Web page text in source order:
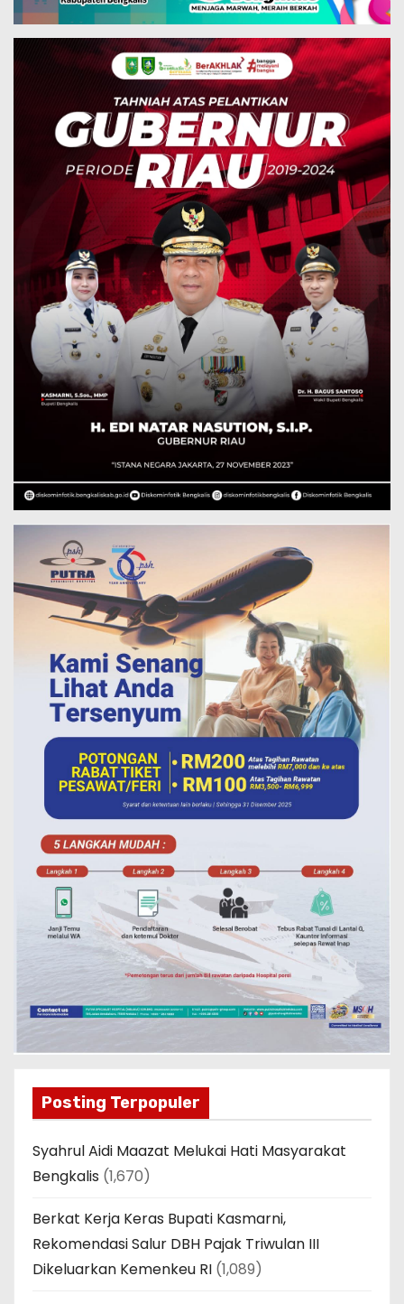
Posting Terpopuler
Syahrul Aidi Maazat Melukai Hati Masyarakat
Bengkalis (1,670)
Berkat Kerja Keras Bupati Kasmarni,
Rekomendasi Salur DBH Pajak Triwulan III
Dikeluarkan Kemenkeu RI (1,089)